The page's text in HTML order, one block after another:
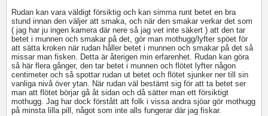
Rudan kan vara väldigt försiktig och kan simma runt betet en bra
stund innan den väljer att smaka, och när den smakar verkar det som
( jag har ju ingen kamera där nere så jag vet inte säkert ) att den tar
betet i munnen och smakar på det, gör man mothugg/lyfter spöet för
att sätta kroken när rudan håller betet i munnen och smakar på det så
missar man fisken. Detta är återigen min erfarenhet. Rudan kan göra
så här flera gånger, den tar betet i munnen och flötet lyfter någon
centimeter och så spottar rudan ut betet och flötet sjunker ner till sin
vanliga nivå över ytan. När rudan väl bestämt sig för att ta betet ser
man att flötet börjar gå åt sidan och då sätter man ett försiktigt
mothugg. Jag har dock förstått att folk i vissa andra sjöar gör mothugg
på minsta lilla pill, något som inte alls fungerar där jag fiskar.